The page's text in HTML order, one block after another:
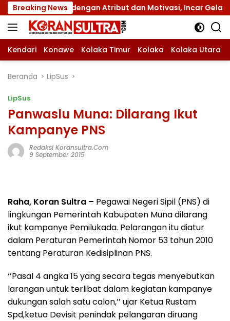
Langsung
ke
konten
Breaking News
XII dengan Atribut dan Motivasi, Incar Gelar Terbaik
Kendari Konawe Kolaka Timur Kolaka Kolaka Utara
Beranda LipSus
LipSus
Panwaslu Muna: Dilarang Ikut
Kampanye PNS
Redaksi Koransultra.com
9 September 2015
Raha, Koran Sultra – Pegawai Negeri Sipil (PNS) di
lingkungan Pemerintah Kabupaten Muna dilarang
ikut kampanye Pemilukada. Pelarangan itu diatur
dalam Peraturan Pemerintah Nomor 53 tahun 2010
tentang Peraturan Kedisiplinan PNS.
‘’Pasal 4 angka 15 yang secara tegas menyebutkan
larangan untuk terlibat dalam kegiatan kampanye
dukungan salah satu calon,’’ ujar Ketua Rustam
Spd,ketua Devisit penindak pelangaran diruang